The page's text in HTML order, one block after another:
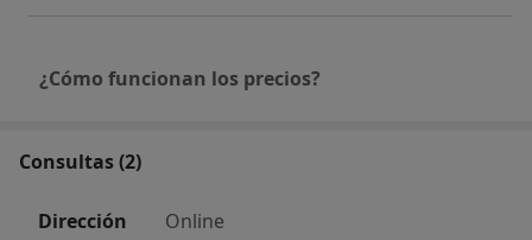
¿Cómo funcionan los precios?
Consultas (2)
Dirección Online